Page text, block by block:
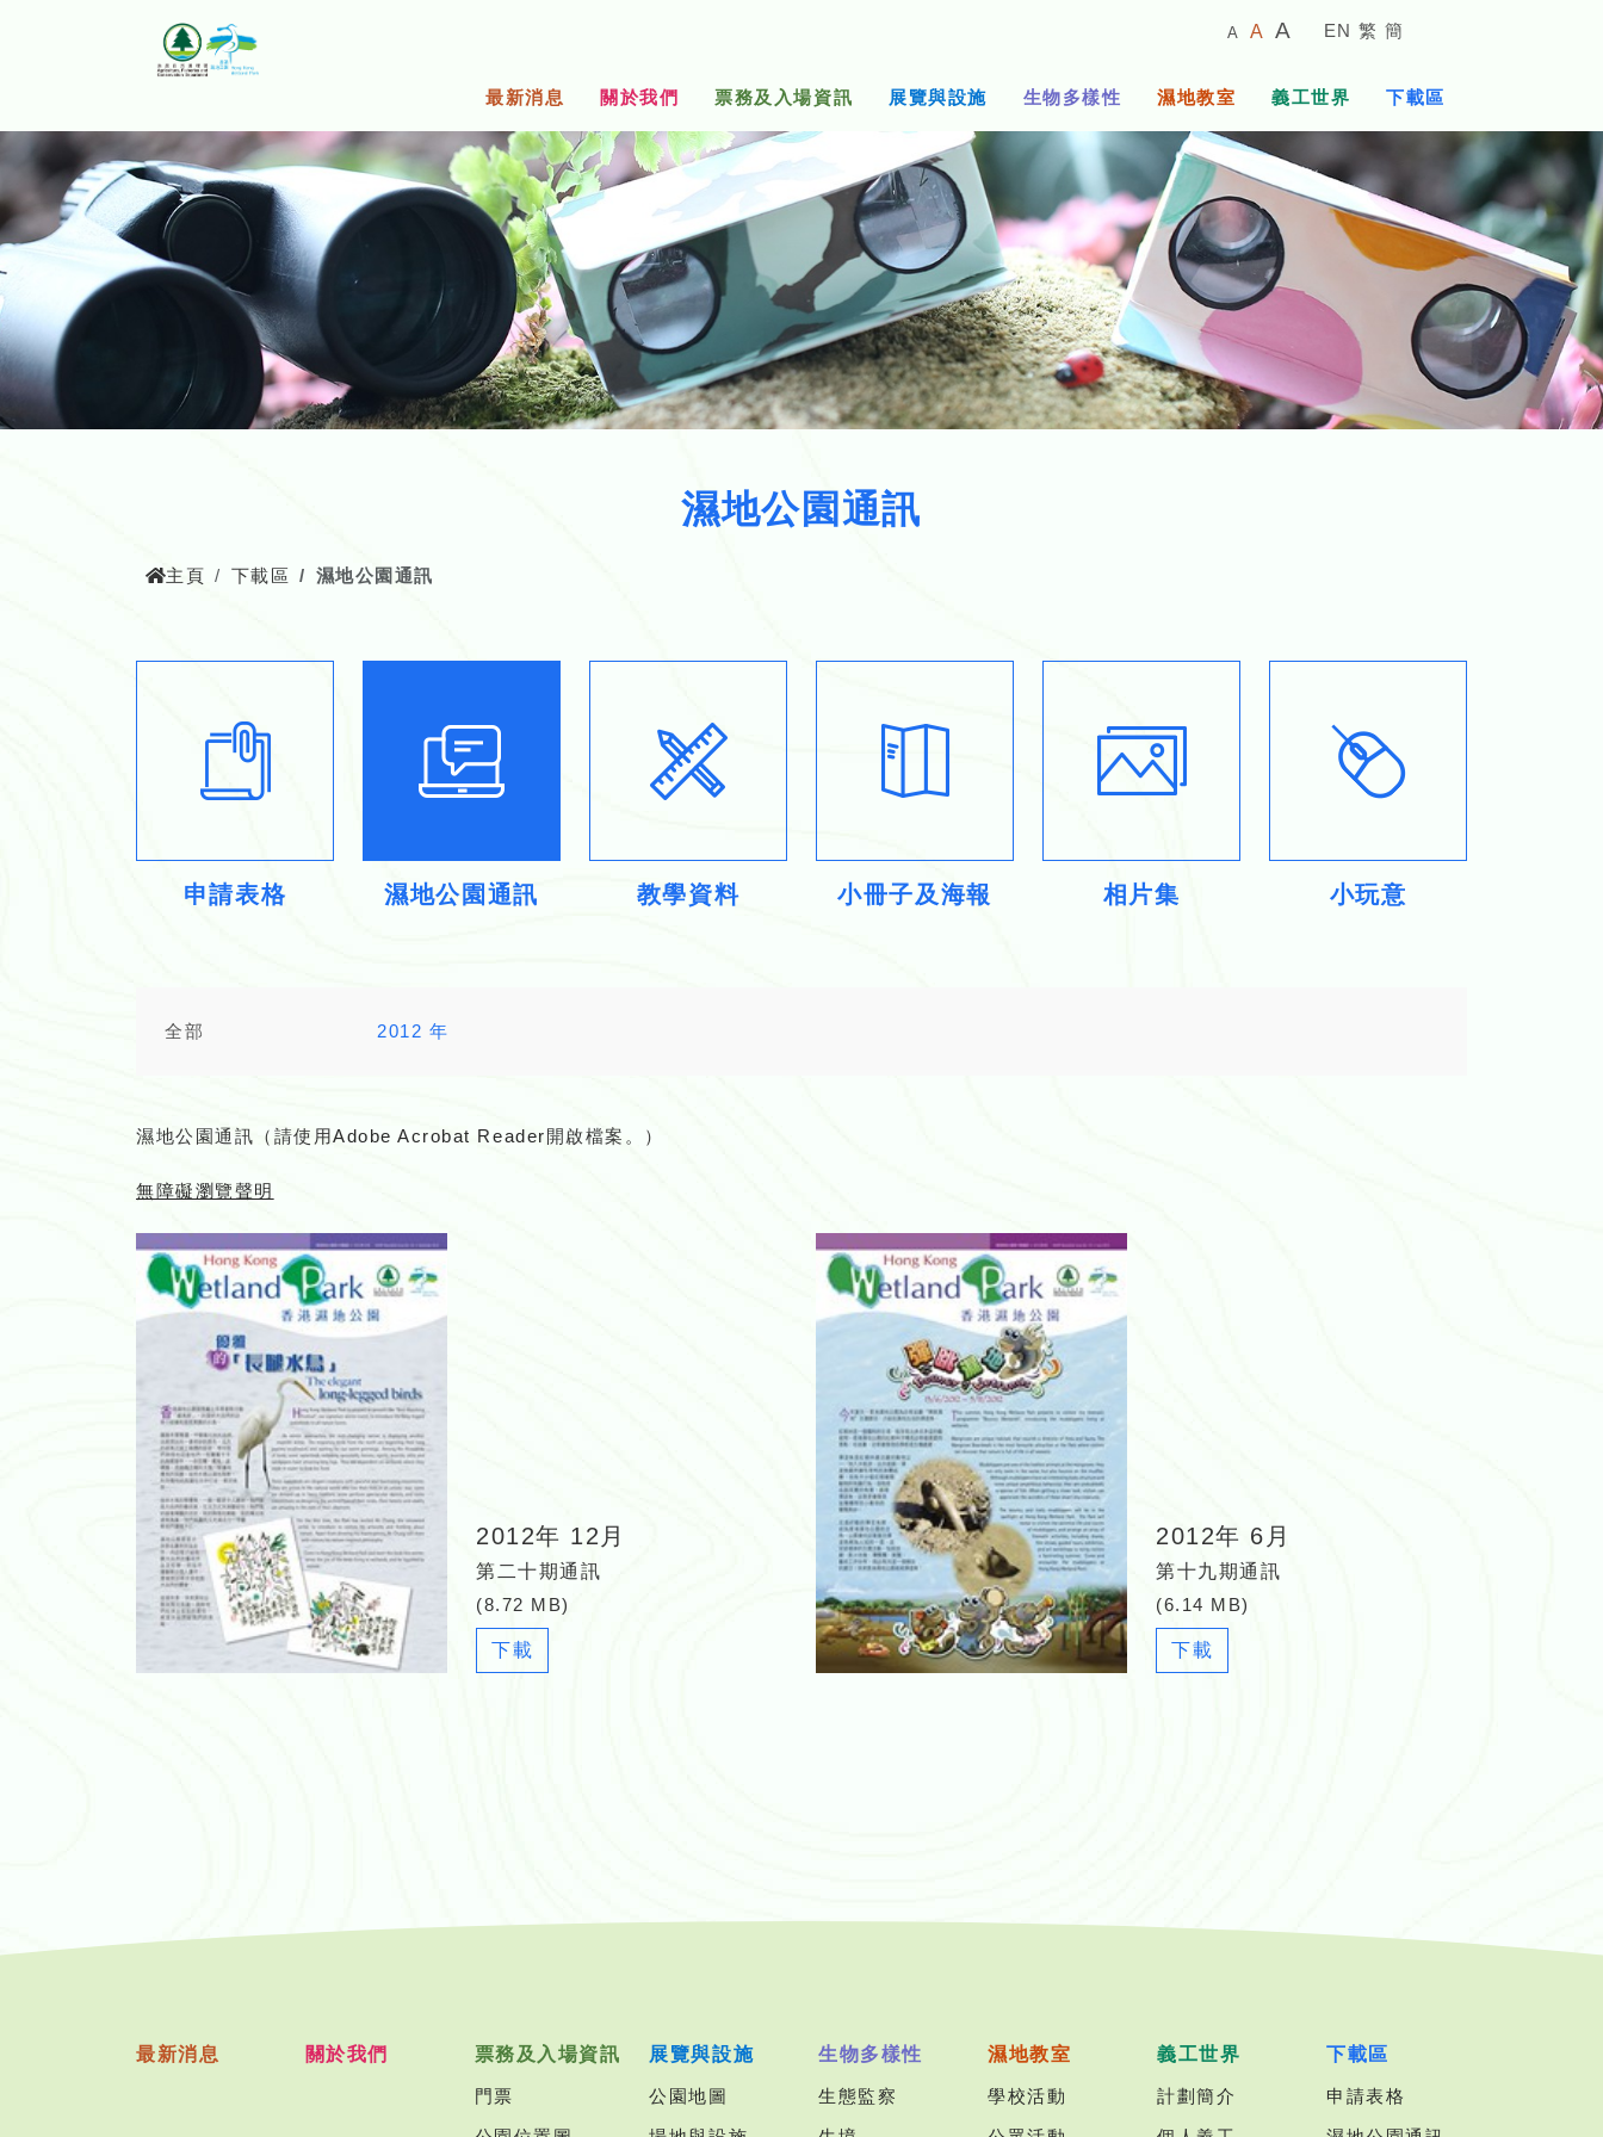
A
較
A
預
字
體
小
A
的
字
體
EN 繁 簡
最新消息 關於我們 票務及入場資訊 展覽與設施 生物多樣性 濕地教室 義工世界 下載區
濕地公園通訊
主頁 下載區 濕地公園通訊
申請表格 濕地公園通訊 教學資料 小冊子及海報 相片集 小玩意
全部 2012 年
濕地公園通訊（請使用Adobe Acrobat Reader開啟檔案。）
無障礙瀏覽聲明
2012年 12月
第二十期通訊
(8.72 MB)
下載
2012年 6月
第十九期通訊
(6.14 MB)
下載
最新消息 關於我們 票務及入場資訊
門票
展覽與設施
公園地圖
生物多樣性
生態監察
濕地教室
學校活動
義工世界
計劃簡介
下載區
申請表格